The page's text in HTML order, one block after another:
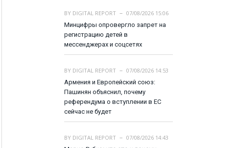
BY DIGITAL REPORT
07/08/2026 15:06
Минцифры опровергло запрет на
регистрацию детей в
мессенджерах и соцсетях
BY DIGITAL REPORT
07/08/2026 14:53
Армения и Европейский союз:
Пашинян объяснил, почему
референдума о вступлении в ЕС
сейчас не будет
BY DIGITAL REPORT
07/08/2026 14:43